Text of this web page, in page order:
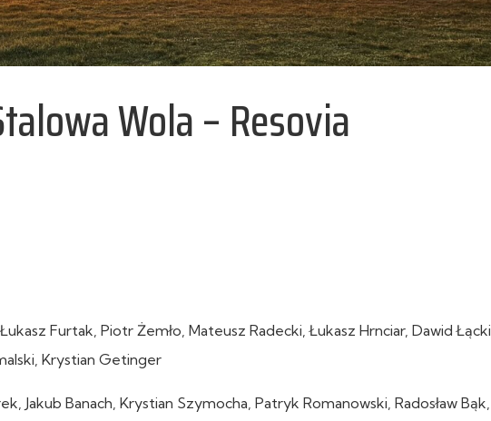
Wola – Resovia
Furtak, Piotr Żemło, Mateusz Radecki, Łukasz Hrnciar, Dawid Łącki,
Krystian Getinger
Jakub Banach, Krystian Szymocha, Patryk Romanowski, Radosław Bąk,